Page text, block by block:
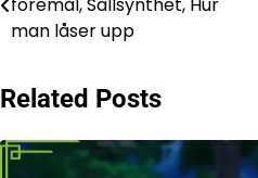
navigation
föremål, Sällsynthet, Hur
man låser upp
Related Posts